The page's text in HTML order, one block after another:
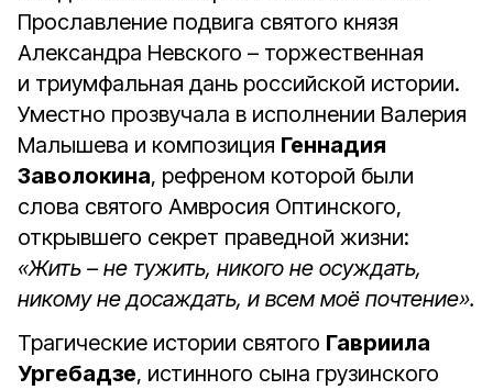
Прославление подвига святого князя
Александра Невского – торжественная
и триумфальная дань российской истории.
Уместно прозвучала в исполнении Валерия
Малышева и композиция Геннадия
Заволокина, рефреном которой были
слова святого Амвросия Оптинского,
открывшего секрет праведной жизни:
«Жить – не тужить, никого не осуждать,
никому не досаждать, и всем моё почтение».
Трагические истории святого Гавриила
Ургебадзе, истинного сына грузинского